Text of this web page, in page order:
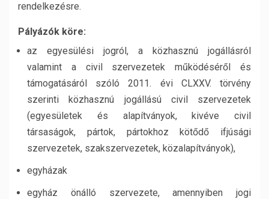
rendelkezésre.
Pályázók köre:
az egyesülési jogról, a közhasznú jogállásról
valamint a civil szervezetek működéséről és
támogatásáról szóló 2011. évi CLXXV. törvény
szerinti közhasznú jogállású civil szervezetek
(egyesületek és alapítványok, kivéve civil
társaságok, pártok, pártokhoz kötődő ifjúsági
szervezetek, szakszervezetek, közalapítványok),
egyházak
egyház önálló szervezete, amennyiben jogi